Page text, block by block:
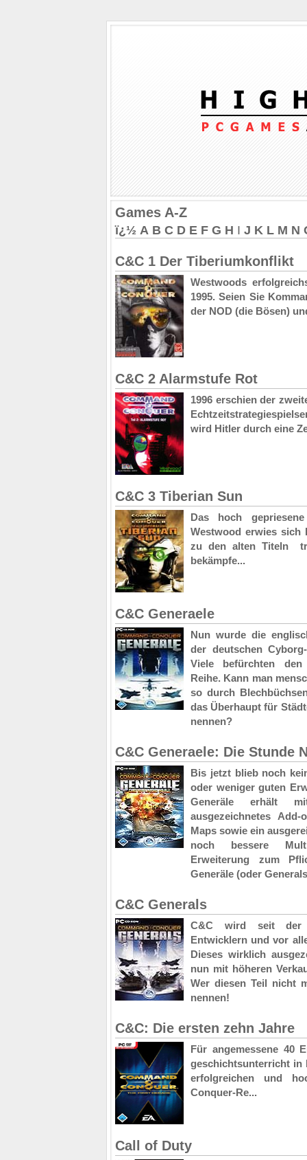
Games A-Z
ï¿½ A B C D E F G H I J K L M N
C&C 1 Der Tiberiumkonflikt
Westwoods
1995. Seien Sie
der NOD (die Bösen)
C&C 2 Alarmstufe Rot
1996 erschien der
wird Hitler durch eine
C&C 3 Tiberian Sun
Das hoch
Westwood erwies sich
zu den alten Titeln 
bekämpfe...
C&C Generaele
Nun wurde die
der deutschen
Viele befürchten
Reihe. Kann man
so durch
das Überhaupt für
nennen?
C&C Generaele: Die Stunde
Bis jetzt blieb noch
oder weniger guten
Generäle erhält
ausgezeichnetes
Maps sowie ein
noch bessere
Erweiterung zum
Generäle (oder
C&C Generals
C&C wird seit der
Entwicklern und vor
Dieses wirklich
nun mit höheren
Wer diesen Teil nicht
nennen!
C&C: Die ersten zehn Jahre
Für angemessene 40
geschichtsunterricht in
erfolgreichen und
Conquer-Re...
Call of Duty